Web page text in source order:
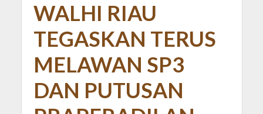
WALHI RIAU
TEGASKAN TERUS
MELAWAN SP3
DAN PUTUSAN